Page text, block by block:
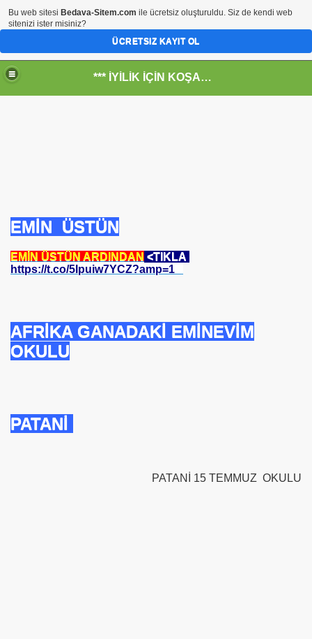
*** İYİLİK İÇİN KOŞANLARIN YERİ***
EMİN ÜSTÜN
EMİN ÜSTÜN ARDINDAN <TIKLA
https://t.co/5Ipuiw7YCZ?amp=1
AFRİKA GANADAKİ EMİNEVİM
OKULU
PATANİ
PATANİ 15 TEMMUZ OKULU
-Engellenen Mühendis !!!
AS-DER.
Bu web sitesi Bedava-Sitem.com ile ücretsiz oluşturuldu. Siz de kendi web
sitenizi ister misiniz?
ÜCRETSIZ KAYIT OL